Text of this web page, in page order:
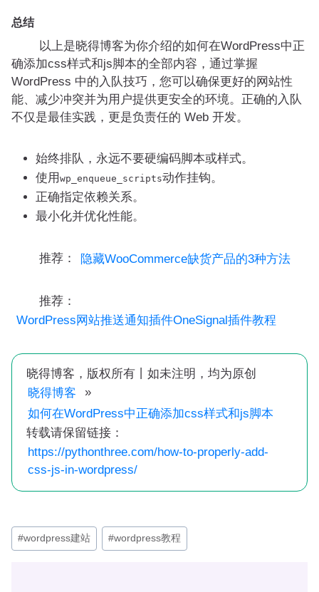
总结
以上是晓得博客为你介绍的如何在WordPress中正
确添加css样式和js脚本的全部内容，通过掌握
WordPress 中的入队技巧，您可以确保更好的网站性
能、减少冲突并为用户提供更安全的环境。正确的入队
不仅是最佳实践，更是负责任的 Web 开发。
始终排队，永远不要硬编码脚本或样式。
使用 wp_enqueue_scripts动作挂钩。
正确指定依赖关系。
最小化并优化性能。
推荐： 隐藏WooCommerce缺货产品的3种方法
推荐：
WordPress网站推送通知插件OneSignal插件教程
晓得博客，版权所有丨如未注明，均为原创
晓得博客
»
如何在WordPress中正确添加css样式和js脚本
转载请保留链接：
https://pythonthree.com/how-to-properly-add-
css-js-in-wordpress/
文
章
#wordpress建站 #wordpress教程